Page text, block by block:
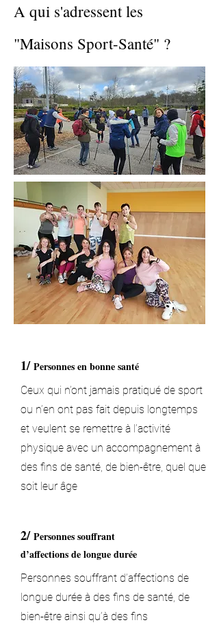
A qui s'adressent les
"Maisons Sport-Santé" ?
1/Personnes en bonne santé
Ceux qui n’ont jamais pratiqué de sport
ou n’en ont pas fait depuis longtemps
et veulent se remettre à l’activité
physique avec un accompagnement à
des fins de santé, de bien-être, quel que
soit leur âge
2/Personnes souffrant
d’affections de longue durée
Personnes souffrant d’affections de
longue durée à des fins de santé, de
bien-être ainsi qu’à des fins